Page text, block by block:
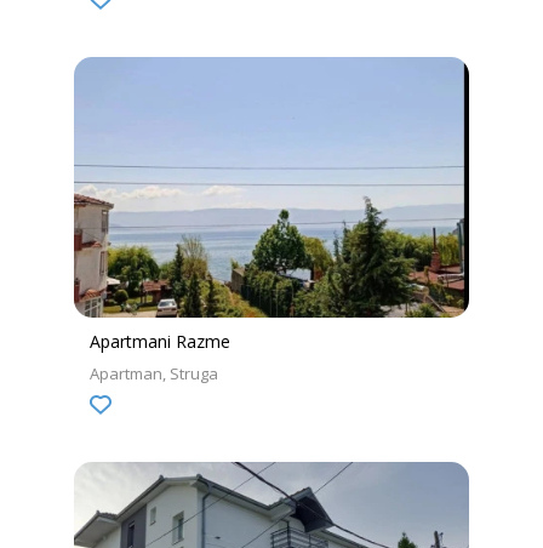
Apartmani Razme
Apartman Struga